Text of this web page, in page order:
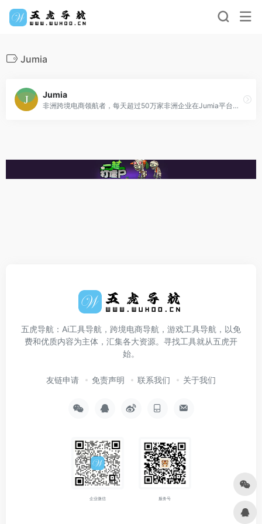
Jumia
Jumia
非洲跨境电商领航者，每天超过50万家非洲企业在Jumia平台成交订单！
五虎导航：Ai工具导航，跨境电商导航，游戏工具导航，以免
费和优质内容为主体，汇集各大资源。寻找工具就从五虎开
始。
友链申请 免责声明 联系我们 关于我们
企业微信 服务号